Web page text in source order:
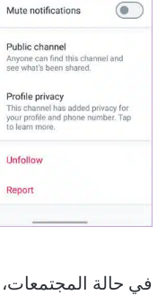
في حالة